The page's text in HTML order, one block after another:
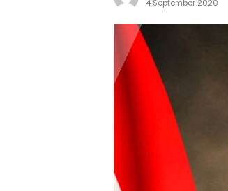
4 September 2020